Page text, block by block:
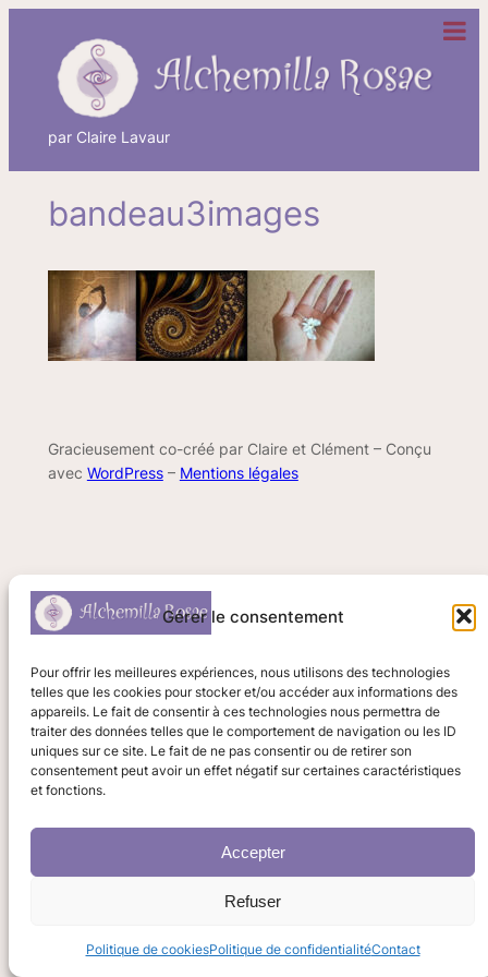
Gérer le consentement
Pour offrir les meilleures expériences, nous utilisons des technologies
telles que les cookies pour stocker et/ou accéder aux informations des
appareils. Le fait de consentir à ces technologies nous permettra de
traiter des données telles que le comportement de navigation ou les ID
uniques sur ce site. Le fait de ne pas consentir ou de retirer son
consentement peut avoir un effet négatif sur certaines caractéristiques
et fonctions.
Accepter
Refuser
Politique de cookiesPolitique de confidentialitéContact
contenu
par Claire Lavaur
bandeau3images
Gracieusement co-créé par Claire et Clément – Conçu
avec WordPress– Mentions légales